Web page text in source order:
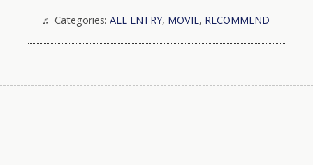
Categories: ALL ENTRY, MOVIE, RECOMMEND